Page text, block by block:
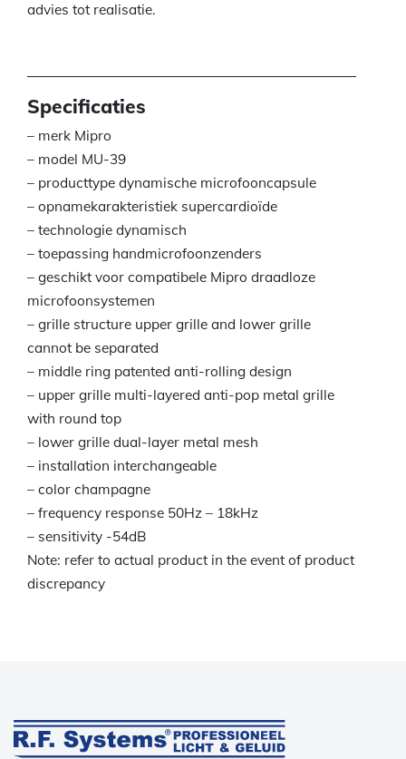
advies tot realisatie.
Specificaties
– merk Mipro
– model MU-39
– producttype dynamische microfooncapsule
– opnamekarakteristiek supercardioïde
– technologie dynamisch
– toepassing handmicrofoonzenders
– geschikt voor compatibele Mipro draadloze
microfoonsystemen
– grille structure upper grille and lower grille
cannot be separated
– middle ring patented anti-rolling design
– upper grille multi-layered anti-pop metal grille
with round top
– lower grille dual-layer metal mesh
– installation interchangeable
– color champagne
– frequency response 50Hz – 18kHz
– sensitivity -54dB
Note: refer to actual product in the event of product
discrepancy